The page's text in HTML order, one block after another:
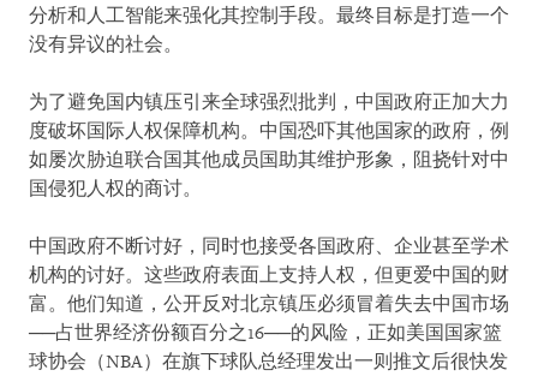
分析和人工智能来强化其控制手段。最终目标是打造一个
没有异议的社会。
为了避免国内镇压引来全球强烈批判，中国政府正加大力
度破坏国际人权保障机构。中国恐吓其他国家的政府，例
如屡次胁迫联合国其他成员国助其维护形象，阻挠针对中
国侵犯人权的商讨。
中国政府不断讨好，同时也接受各国政府、企业甚至学术
机构的讨好。这些政府表面上支持人权，但更爱中国的财
富。他们知道，公开反对北京镇压必须冒着失去中国市场
──占世界经济份额百分之16──的风险，正如美国国家篮
球协会（NBA）在旗下球队总经理发出一则推文后很快发